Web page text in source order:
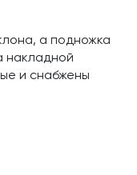
а подножка
накладной
и снабжены